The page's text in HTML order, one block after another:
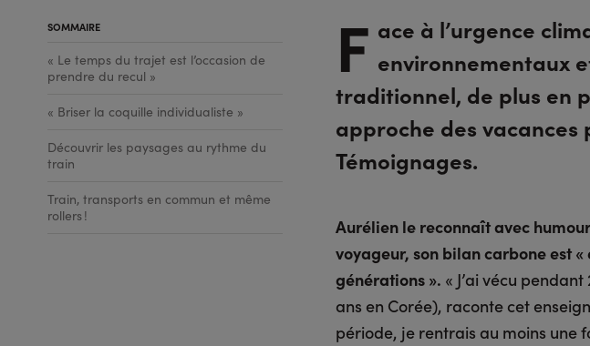
SOMMAIRE
« Le temps du trajet est l’occasion de
prendre du recul »
« Briser la coquille individualiste »
Découvrir les paysages au rythme du
train
Train, transports en commun et même
rollers !
F ace à l’urgence
environnementaux
traditionnel, de plus en
approche des vacances
Témoignages.
Aurélien le reconnaît avec
voyageur, son bilan carbone est
générations ». « J’ai vécu
ans en Corée), raconte cet
période, je rentrais au moins une